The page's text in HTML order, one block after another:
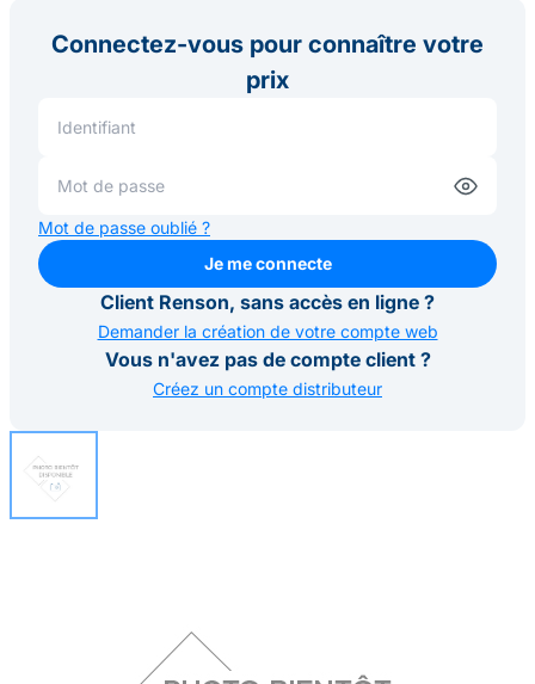
Connectez-vous pour connaître votre
prix
Mot de passe oublié ?
Je me connecte
Je me connecte
Client Renson, sans accès en ligne ?
Demander la création de votre compte web
Vous n'avez pas de compte client ?
Créez un compte distributeur